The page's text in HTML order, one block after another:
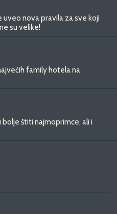
uveo nova pravila za sve koji
su velike!
family hotela na
bolje štiti najmoprimce, ali i